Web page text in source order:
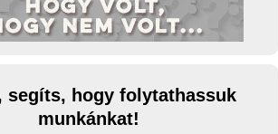
segíts, hogy folytathassuk
munkánkat!